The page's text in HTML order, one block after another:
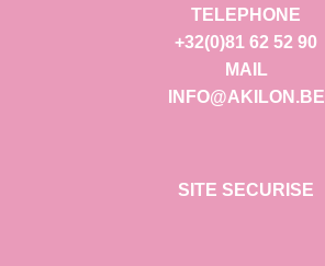
TELEPHONE
+32(0)81 62 52 90
MAIL
INFO@AKILON.BE
SITE SECURISE